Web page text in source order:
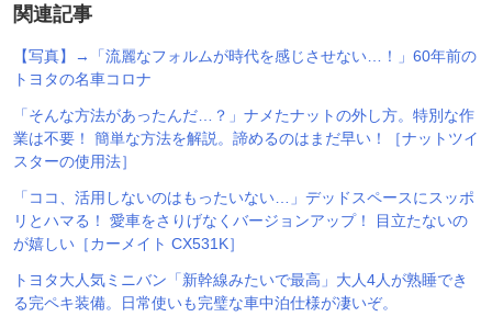
関連記事
【写真】→「流麗なフォルムが時代を感じさせない…！」60年前の
トヨタの名車コロナ
「そんな方法があったんだ…？」ナメたナットの外し方。特別な作
業は不要！ 簡単な方法を解説。諦めるのはまだ早い！［ナットツイ
スターの使用法］
「ココ、活用しないのはもったいない…」デッドスペースにスッポ
リとハマる！ 愛車をさりげなくバージョンアップ！ 目立たないの
が嬉しい［カーメイト CX531K］
トヨタ大人気ミニバン「新幹線みたいで最高」大人4人が熟睡でき
る完ペキ装備。日常使いも完璧な車中泊仕様が凄いぞ。